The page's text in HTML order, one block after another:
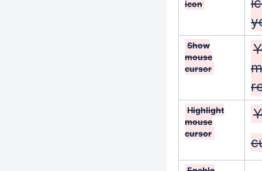
icon
Show
mouse
cursor
Highlight
mouse
cursor